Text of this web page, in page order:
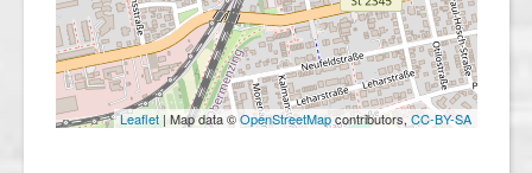
Leaflet| Map data ©OpenStreetMapcontributors,CC-BY-SA